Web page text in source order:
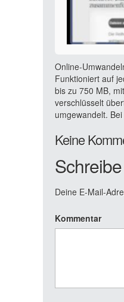
Online-
Funktioniert auf
bis zu 750 MB,
verschlüsselt
umgewandelt.
Keine
Deine E-Mail-
Kommentar